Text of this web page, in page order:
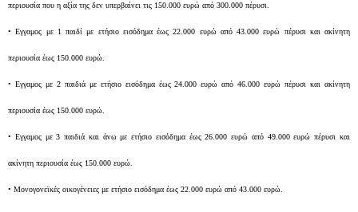
περιουσία που η αξία της δεν υπερβαίνει τις 150.000 ευρώ από 300.000 πέρυσι.
• Εγγαμος με 1 παιδί με ετήσιο εισόδημα έως 22.000 ευρώ από 43.000 ευρώ πέρυσι και ακίνητη
περιουσία έως 150.000 ευρώ.
• Εγγαμος με 2 παιδιά με ετήσιο εισόδημα έως 24.000 ευρώ από 46.000 ευρώ πέρυσι και ακίνητη
περιουσία έως 150.000 ευρώ.
• Εγγαμος με 3 παιδιά και άνω με ετήσιο εισόδημα έως 26.000 ευρώ από 49.000 ευρώ πέρυσι και
ακίνητη περιουσία έως 150.000 ευρώ.
• Μονογονεϊκές οικογένειες με ετήσιο εισόδημα έως 22.000 ευρώ από 43.000 ευρώ.